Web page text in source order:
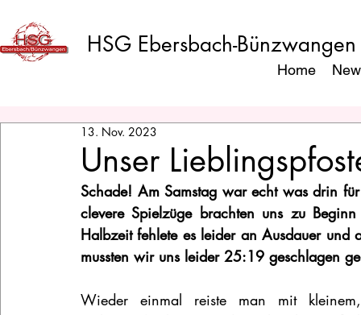
HSG Ebersbach-Bünzwangen
Home
Unser
13. Nov. 2023
Schade! Am Samstag war echt was drin
clevere Spielzüge brachten uns zu
Halbzeit fehlete es leider an Ausdauer und
mussten wir uns leider 25:19 geschlagen
Wieder einmal reiste man mit